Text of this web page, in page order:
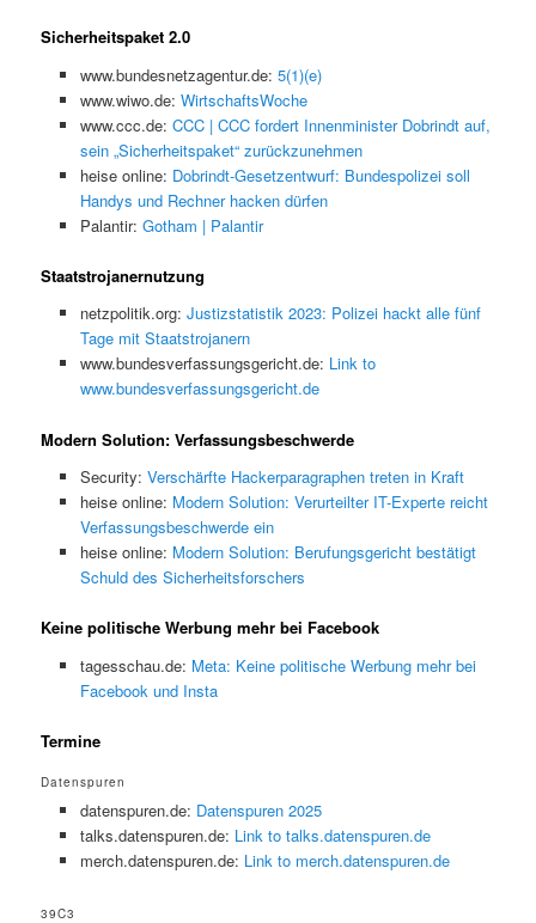
Sicherheitspaket 2.0
www.bundesnetzagentur.de: 5(1)(e)
www.wiwo.de: WirtschaftsWoche
www.ccc.de: CCC | CCC fordert Innenminister Dobrindt auf,
sein „Sicherheitspaket“ zurückzunehmen
heise online: Dobrindt-Gesetzentwurf: Bundespolizei soll
Handys und Rechner hacken dürfen
Palantir: Gotham | Palantir
Staatstrojanernutzung
netzpolitik.org: Justizstatistik 2023: Polizei hackt alle fünf
Tage mit Staatstrojanern
www.bundesverfassungsgericht.de: Link to
www.bundesverfassungsgericht.de
Modern Solution: Verfassungsbeschwerde
Security: Verschärfte Hackerparagraphen treten in Kraft
heise online: Modern Solution: Verurteilter IT-Experte reicht
Verfassungsbeschwerde ein
heise online: Modern Solution: Berufungsgericht bestätigt
Schuld des Sicherheitsforschers
Keine politische Werbung mehr bei Facebook
tagesschau.de: Meta: Keine politische Werbung mehr bei
Facebook und Insta
Termine
Datenspuren
datenspuren.de: Datenspuren 2025
talks.datenspuren.de: Link to talks.datenspuren.de
merch.datenspuren.de: Link to merch.datenspuren.de
39C3